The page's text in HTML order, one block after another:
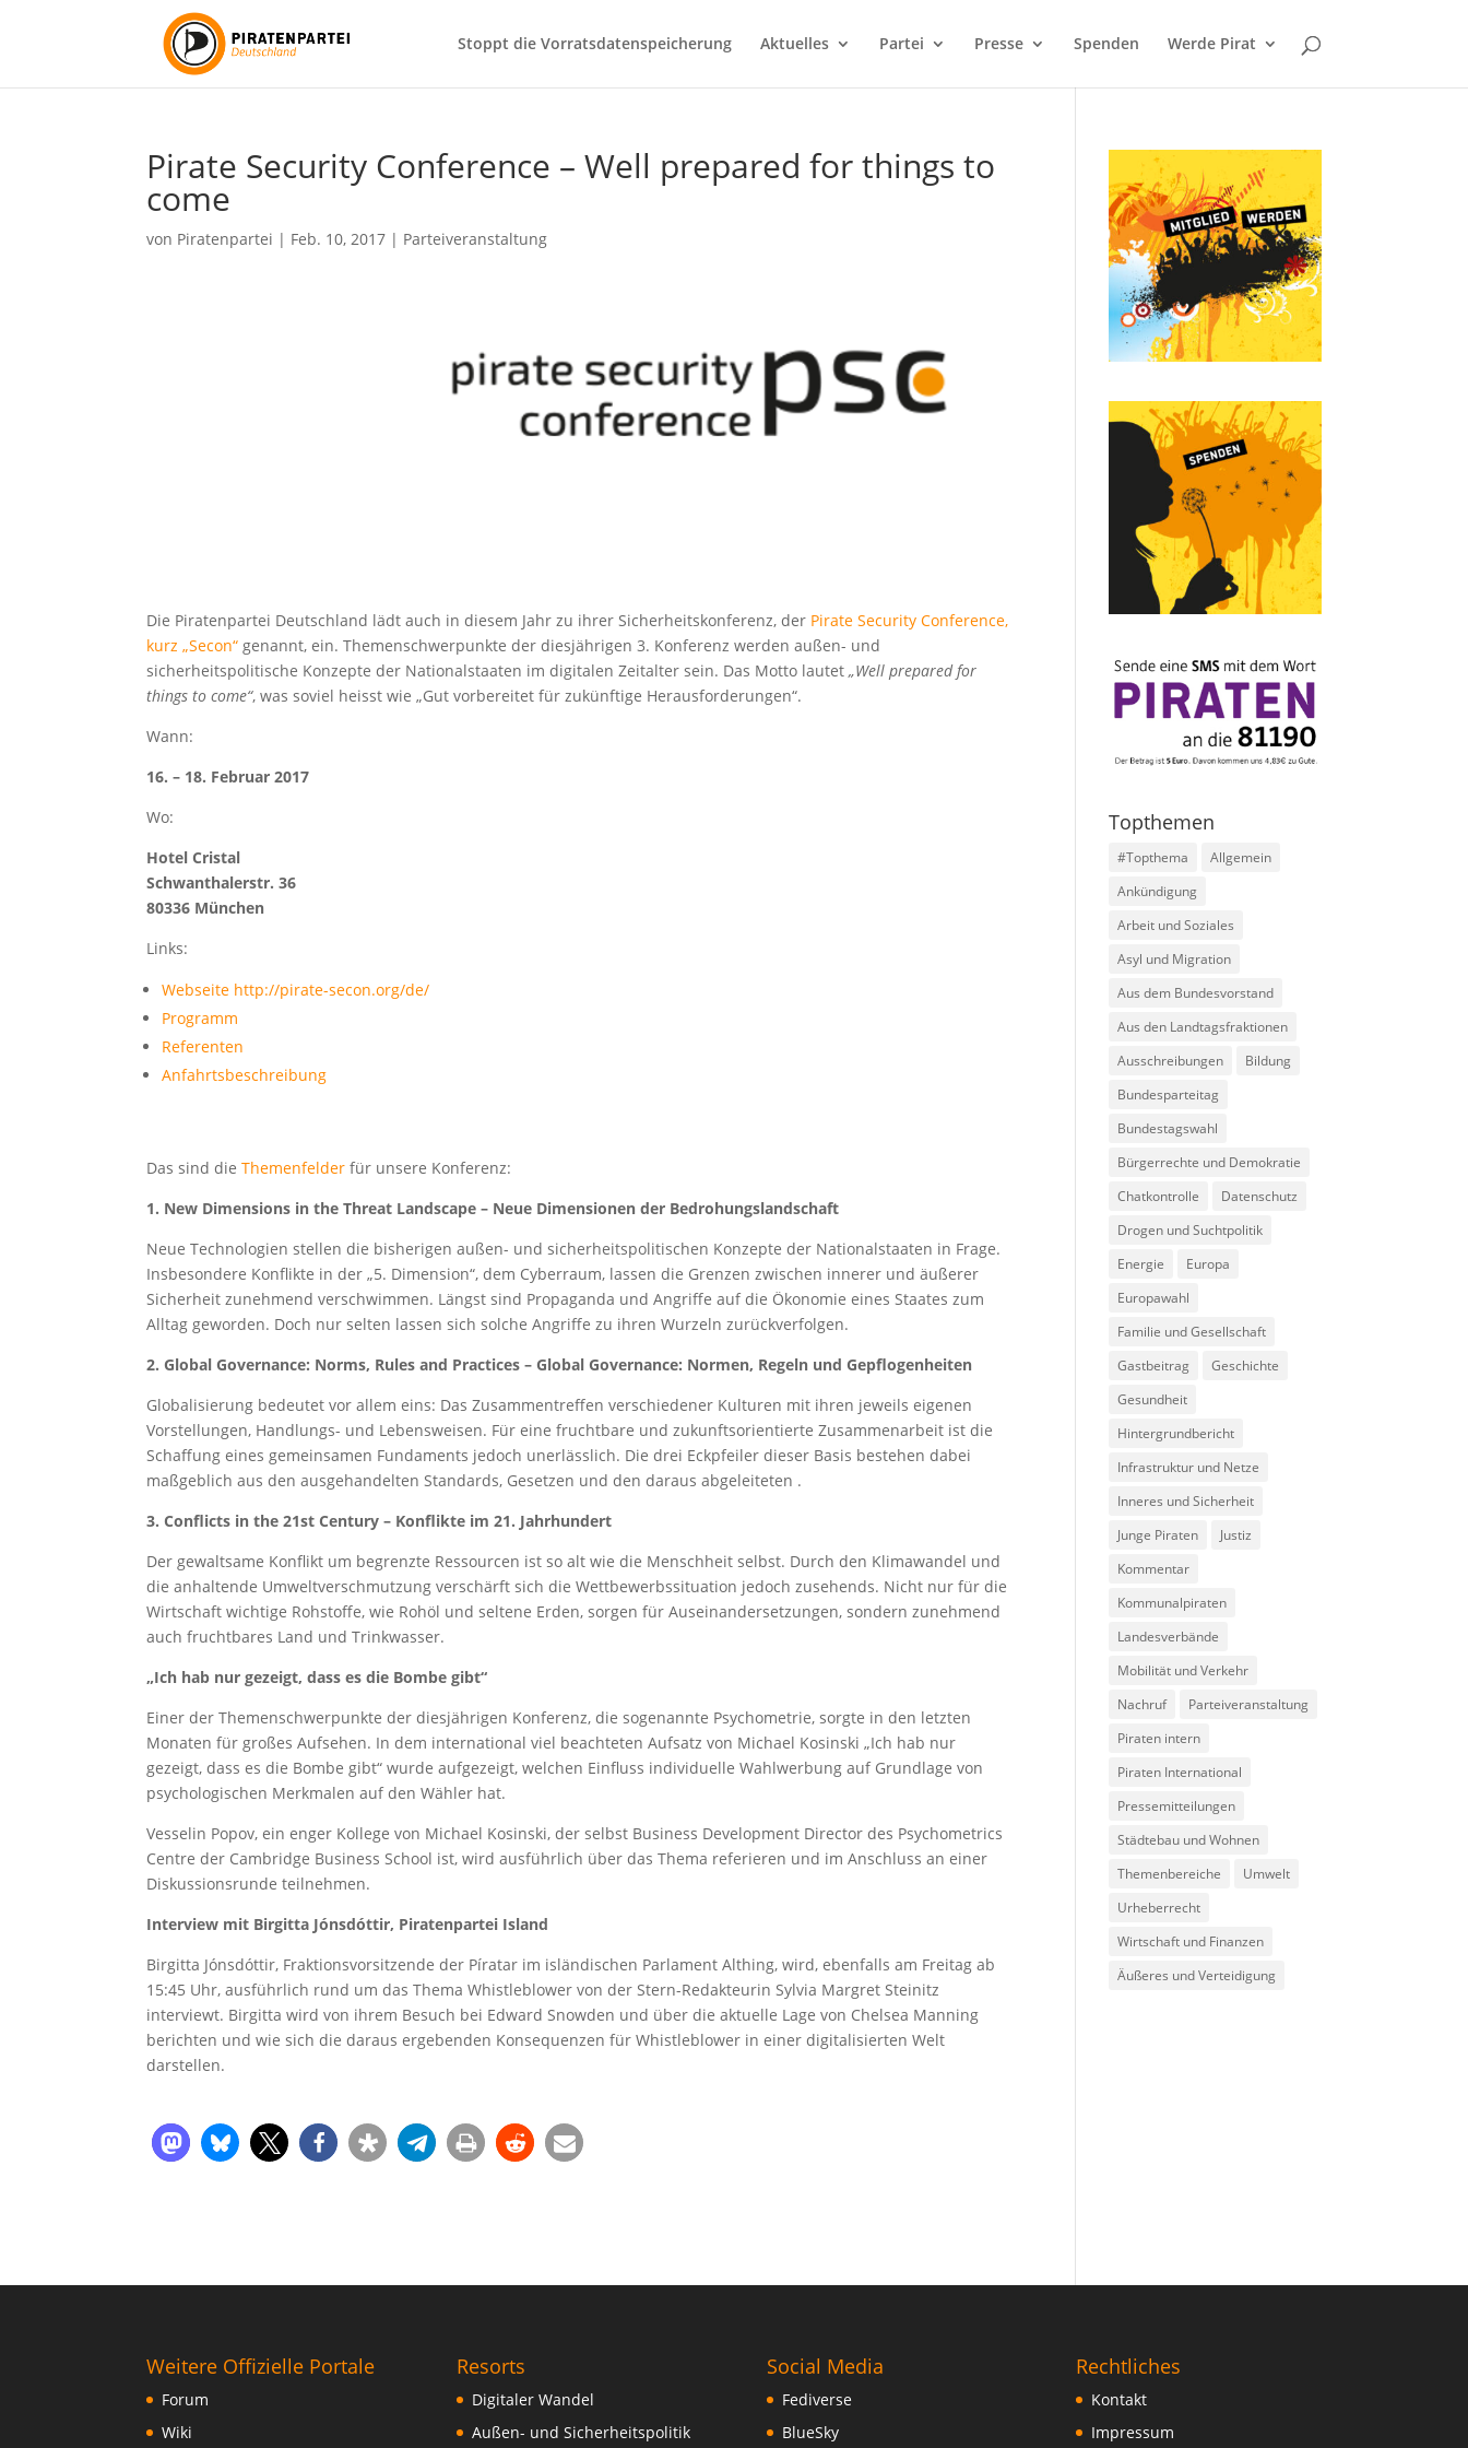
Stoppt die Vorratsdatenspeicherung Aktuelles Partei Presse Spenden Werde Pirat
Pirate Security Conference – Well prepared for things to
come
von Piratenpartei | Feb. 10, 2017 | Parteiveranstaltung
Die Piratenpartei Deutschland lädt auch in diesem Jahr zu ihrer Sicherheitskonferenz, der Pirate Security Conference,
kurz „Secon“ genannt, ein. Themenschwerpunkte der diesjährigen 3. Konferenz werden außen- und
sicherheitspolitische Konzepte der Nationalstaaten im digitalen Zeitalter sein. Das Motto lautet„Well prepared for
things to come“, was soviel heisst wie „Gut vorbereitet für zukünftige Herausforderungen“.
Wann:
16. – 18. Februar 2017
Wo:
Hotel Cristal
Schwanthalerstr. 36
80336 München
Links:
Webseite http://pirate-secon.org/de/
Programm
Referenten
Anfahrtsbeschreibung
Das sind dieThemenfelder für unsere Konferenz:
1. New Dimensions in the Threat Landscape – Neue Dimensionen der Bedrohungslandschaft
Neue Technologien stellen die bisherigen außen- und sicherheitspolitischen Konzepte der Nationalstaaten in Frage.
Insbesondere Konflikte in der „5. Dimension“, dem Cyberraum, lassen die Grenzen zwischen innerer und äußerer
Sicherheit zunehmend verschwimmen. Längst sind Propaganda und Angriffe auf die Ökonomie eines Staates zum
Alltag geworden. Doch nur selten lassen sich solche Angriffe zu ihren Wurzeln zurückverfolgen.
2. Global Governance: Norms, Rules and Practices – Global Governance: Normen, Regeln und Gepflogenheiten
Globalisierung bedeutet vor allem eins: Das Zusammentreffen verschiedener Kulturen mit ihren jeweils eigenen
Vorstellungen, Handlungs- und Lebensweisen. Für eine fruchtbare und zukunftsorientierte Zusammenarbeit ist die
Schaffung eines gemeinsamen Fundaments jedoch unerlässlich. Die drei Eckpfeiler dieser Basis bestehen dabei
maßgeblich aus den ausgehandelten Standards, Gesetzen und den daraus abgeleiteten .
3. Conflicts in the 21st Century – Konflikte im 21. Jahrhundert
Der gewaltsame Konflikt um begrenzte Ressourcen ist so alt wie die Menschheit selbst. Durch den Klimawandel und
die anhaltende Umweltverschmutzung verschärft sich die Wettbewerbssituation jedoch zusehends. Nicht nur für die
Wirtschaft wichtige Rohstoffe, wie Rohöl und seltene Erden, sorgen für Auseinandersetzungen, sondern zunehmend
auch fruchtbares Land und Trinkwasser.
„Ich hab nur gezeigt, dass es die Bombe gibt“
Einer der Themenschwerpunkte der diesjährigen Konferenz, die sogenannte Psychometrie, sorgte in den letzten
Monaten für großes Aufsehen. In dem international viel beachteten Aufsatz von Michael Kosinski „Ich hab nur
gezeigt, dass es die Bombe gibt“ wurde aufgezeigt, welchen Einfluss individuelle Wahlwerbung auf Grundlage von
psychologischen Merkmalen auf den Wähler hat.
Vesselin Popov, ein enger Kollege von Michael Kosinski, der selbst Business Development Director des Psychometrics
Centre der Cambridge Business School ist, wird ausführlich über das Thema referieren und im Anschluss an einer
Diskussionsrunde teilnehmen.
Interview mit Birgitta Jónsdóttir, Piratenpartei Island
Birgitta Jónsdóttir, Fraktionsvorsitzende der Píratar im isländischen Parlament Althing, wird, ebenfalls am Freitag ab
15:45 Uhr, ausführlich rund um das Thema Whistleblower von der Stern-Redakteurin Sylvia Margret Steinitz
interviewt. Birgitta wird von ihrem Besuch bei Edward Snowden und über die aktuelle Lage von Chelsea Manning
berichten und wie sich die daraus ergebenden Konsequenzen für Whistleblower in einer digitalisierten Welt
darstellen.
Topthemen
#Topthema
Allgemein
Ankündigung
Arbeit und Soziales
Asyl und Migration
Aus dem Bundesvorstand
Aus den Landtagsfraktionen
Ausschreibungen
Bildung
Bundesparteitag
Bundestagswahl
Bürgerrechte und Demokratie
Chatkontrolle
Datenschutz
Drogen und Suchtpolitik
Energie
Europa
Europawahl
Familie und Gesellschaft
Gastbeitrag
Geschichte
Gesundheit
Hintergrundbericht
Infrastruktur und Netze
Inneres und Sicherheit
Junge Piraten
Justiz
Kommentar
Kommunalpiraten
Landesverbände
Mobilität und Verkehr
Nachruf
Parteiveranstaltung
Piraten intern
Piraten International
Pressemitteilungen
Städtebau und Wohnen
Themenbereiche
Umwelt
Urheberrecht
Wirtschaft und Finanzen
Äußeres und Verteidigung
Weitere Offizielle Portale
Forum
Wiki
Resorts
Digitaler Wandel
Außen- und Sicherheitspolitik
Social Media
Fediverse
BlueSky
Rechtliches
Kontakt
Impressum